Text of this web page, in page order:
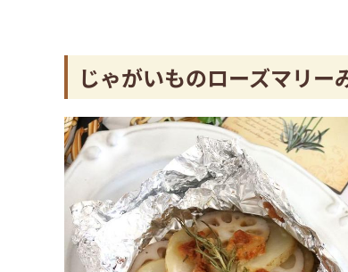
じゃがいものローズマリー